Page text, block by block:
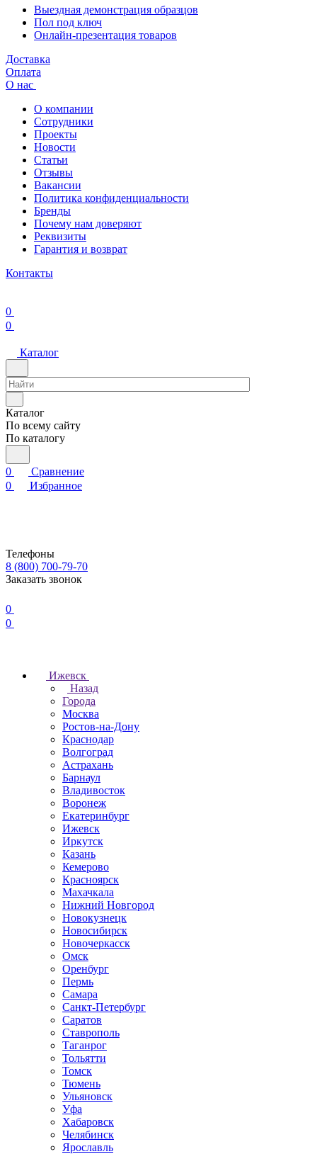
Выездная демонстрация образцов
Пол под ключ
Онлайн-презентация товаров
Доставка
Оплата
О нас
О компании
Сотрудники
Проекты
Новости
Статьи
Отзывы
Вакансии
Политика конфиденциальности
Бренды
Почему нам доверяют
Реквизиты
Гарантия и возврат
Контакты
0
0
Каталог
Каталог
По всему сайту
По каталогу
0
Сравнение
0
Избранное
Телефоны
8 (800) 700-79-70
Заказать звонок
0
0
Ижевск
Назад
Города
Москва
Ростов-на-Дону
Краснодар
Волгоград
Астрахань
Барнаул
Владивосток
Воронеж
Екатеринбург
Ижевск
Иркутск
Казань
Кемерово
Красноярск
Махачкала
Нижний Новгород
Новокузнецк
Новосибирск
Новочеркаcск
Омск
Оренбург
Пермь
Самара
Санкт-Петербург
Саратов
Ставрополь
Таганрог
Тольятти
Томск
Тюмень
Ульяновск
Уфа
Хабаровск
Челябинск
Ярославль